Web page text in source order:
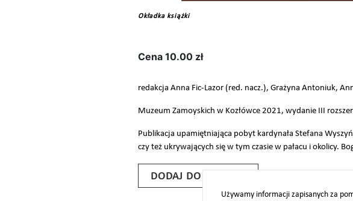
Okładka książki
Cena 10.00 zł
redakcja Anna Fic-Lazor (red. nacz.), Grażyna Antoniuk,
Muzeum Zamoyskich w Kozłówce 2021, wydanie III
Publikacja upamiętniająca pobyt kardynała Stefana
czy też ukrywających się w tym czasie w pałacu i okolicy.
DODAJ DO KOSZYKA
Używamy informacji zapisanych za